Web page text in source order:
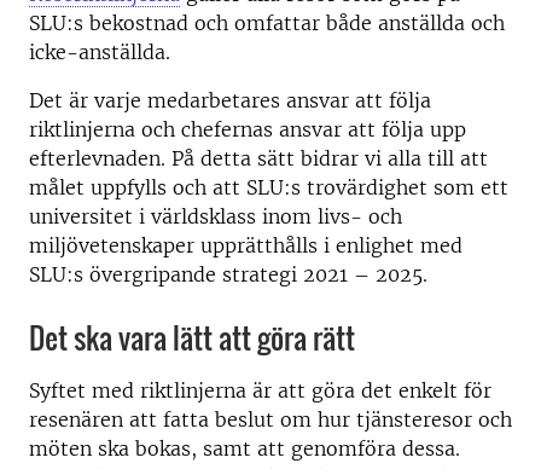
SLU:s bekostnad och omfattar både anställda och
icke-anställda.
Det är varje medarbetares ansvar att följa
riktlinjerna och chefernas ansvar att följa upp
efterlevnaden. På detta sätt bidrar vi alla till att
målet uppfylls och att SLU:s trovärdighet som ett
universitet i världsklass inom livs- och
miljövetenskaper upprätthålls i enlighet med
SLU:s övergripande strategi 2021 – 2025.
Det ska vara lätt att göra rätt
Syftet med riktlinjerna är att göra det enkelt för
resenären att fatta beslut om hur tjänsteresor och
möten ska bokas, samt att genomföra dessa.